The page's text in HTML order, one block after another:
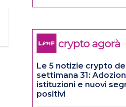
Le 5 notizie crypto
settimana 31:
istituzioni e nuovi
positivi